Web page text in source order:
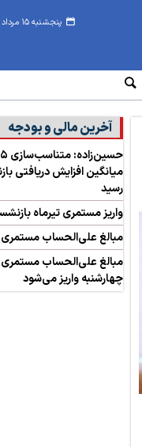
پنجشنبه ۱۵ مرداد ۱۴۰۵
آخرین مالی و بودجه
رسید
واریز مستمری تیرماه
مبالغ علی‌الحساب
مبالغ علی‌الحساب
چهارشنبه واریز می‌شود